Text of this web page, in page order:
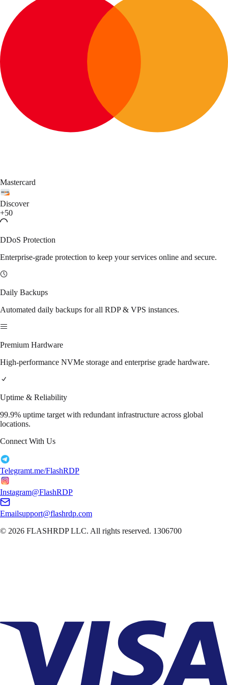
Mastercard
Discover
+50
DDoS Protection
Enterprise-grade protection to keep your services online and secure.
Daily Backups
Automated daily backups for all RDP & VPS instances.
Premium Hardware
High-performance NVMe storage and enterprise grade hardware.
Uptime & Reliability
99.9% uptime target with redundant infrastructure across global
locations.
Connect With Us
Telegramt.me/FlashRDP
Instagram@FlashRDP
Emailsupport@flashrdp.com
© 2026 FLASHRDP LLC. All rights reserved. 1306700